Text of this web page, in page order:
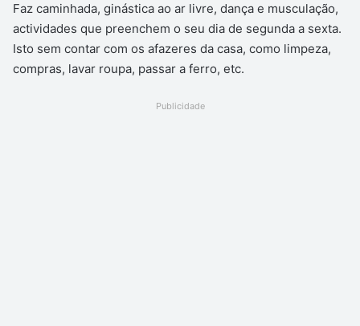
Faz caminhada, ginástica ao ar livre, dança e musculação,
actividades que preenchem o seu dia de segunda a sexta.
Isto sem contar com os afazeres da casa, como limpeza,
compras, lavar roupa, passar a ferro, etc.
Publicidade